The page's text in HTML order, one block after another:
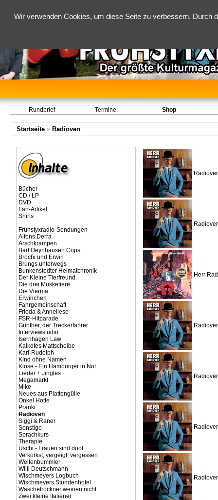
Wir verwenden Cookies, um diese Seite zu verbessern.
Rundbrief Termine Shop
Startseite» Radioven
Bücher
CD / LP
DVD
Fan-Artikel
Shirts
Frühstyxradio-Sendungen
Alfons Derra
Arschkrampen
Bad Oeynhausen Cops
Brochi und Erwin
Brungs unterwegs
Bunkenstedter Heimatchronik
Der Kleine Tierfreund
Die drei Musketiere
Die Vierma
Erwinchen
Fahrgemeinschaft
Frieda & Anneliese
FSR-Hitparade
Günther, der Treckerfahrer
Interviewstudio
Isernhagen Law
Kalkofes Mattscheibe
Karl-Rudolph
Kind ohne Namen
Klose - Ein Hamburger in Not
Lieder + Jingles
Megamarkt
Mike
Neues aus Plattengülle
Onkel Hotte
Pränki
Radioven
Siggi & Raner
Sonstige
Sprachkurs
Therapie
Uschi - Frauen sind doof
Verkorkst, vergeigt, vergessen
Weltenbummler
Willi Deutschmann
Wischmeyers Logbuch
Wischmeyers Stundenhotel
Wäschetrockner weinen nicht
Zwei kleine Italiener
Herr